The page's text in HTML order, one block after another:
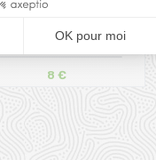
Chalk Magnésie 200g
8 €